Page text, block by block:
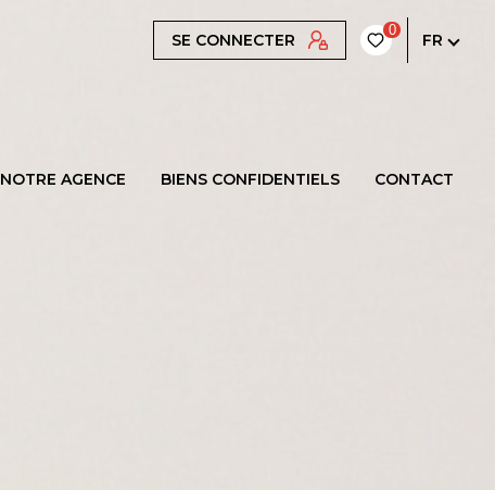
SE CONNECTER
0
FR
NOTRE AGENCE BIENS CONFIDENTIELS CONTACT